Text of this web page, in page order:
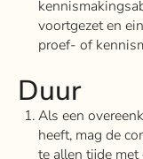
voortgezet en
proef- of
Duur
Als een
heeft, mag de
te allen tijde